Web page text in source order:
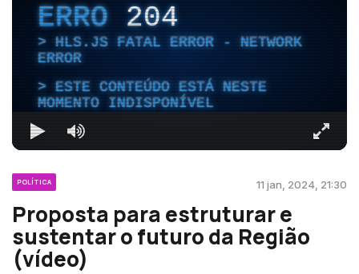
ERRO204
HLS.JS FATAL ERROR - NETWORK
ERROR
ESTE CONTEÚDO ESTÁ NESTE
MOMENTO INDISPONÍVEL
POLÍTICA 11 jan, 2024, 21:30
Proposta para estruturar e
sustentar o futuro da Região
(vídeo)